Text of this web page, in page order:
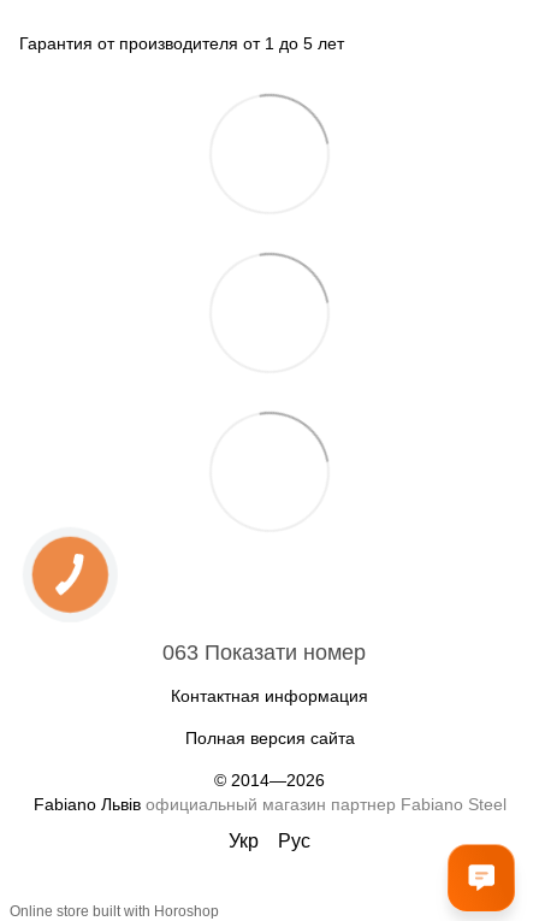
Гарантия от производителя от 1 до 5 лет
063 Показати номер
Контактная информация
Полная версия сайта
© 2014—2026
Fabiano Львів официальный магазин партнер Fabiano Steel
Укр Рус
Online store built with Horoshop